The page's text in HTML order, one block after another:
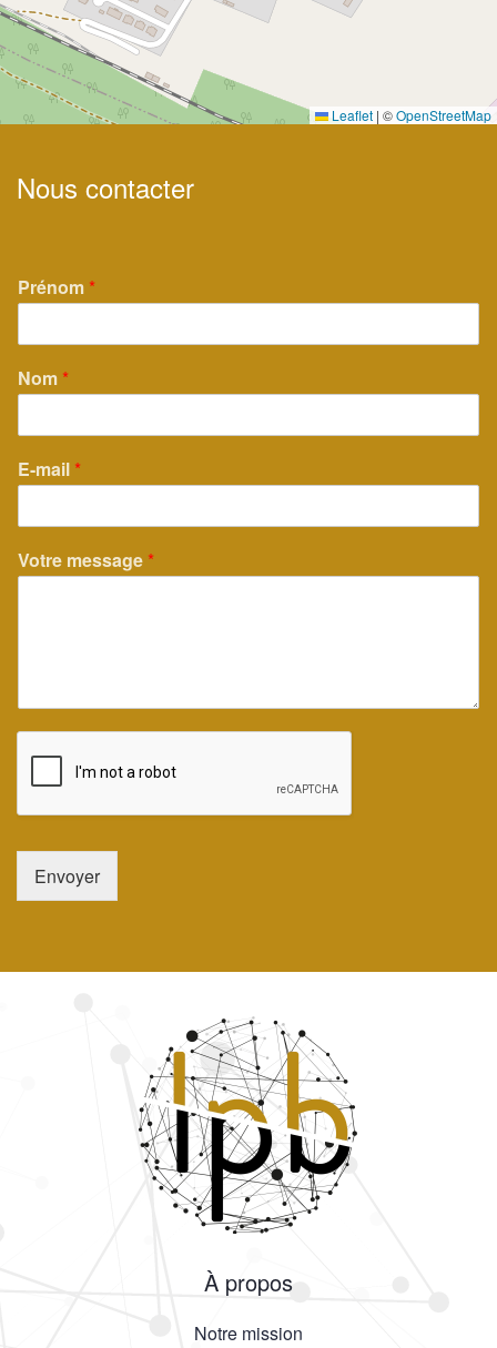
Leaflet | ©OpenStreetMap
Nous contacter
Prénom *
Nom *
E-mail *
Votre message *
Envoyer
À propos
Notre mission